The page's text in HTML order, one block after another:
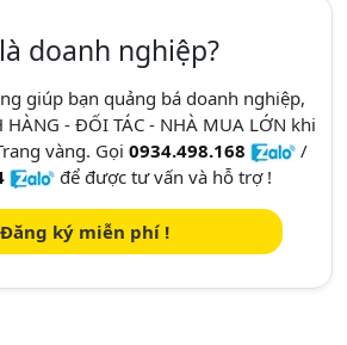
doanh nghiệp?
giúp bạn quảng bá doanh nghiệp,
HÀNG - ĐỐI TÁC - NHÀ MUA LỚN khi
vàng. Gọi 0934.498.168
/
để được tư vấn và hỗ trợ !
Đăng ký miễn phí !